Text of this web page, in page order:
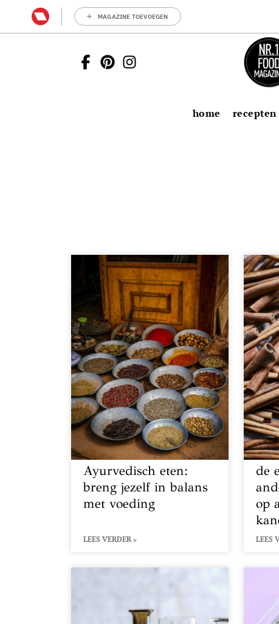
MAGAZINE TOEVOEGEN
home recepten
Ayurvedisch eten:
breng jezelf in balans
met voeding
LEES VERDER »
de
op
LEES